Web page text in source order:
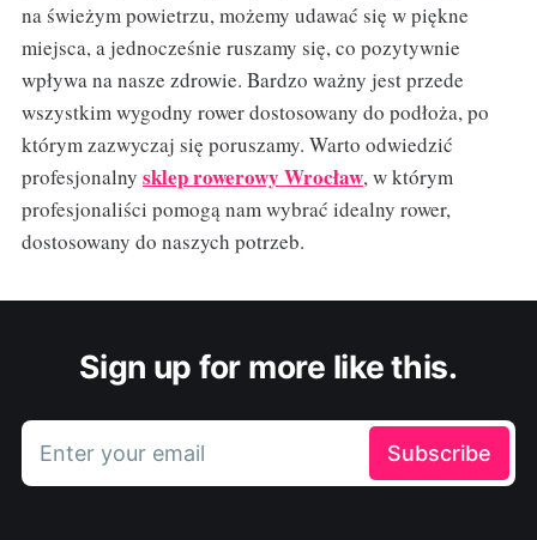
na świeżym powietrzu, możemy udawać się w piękne
miejsca, a jednocześnie ruszamy się, co pozytywnie
wpływa na nasze zdrowie. Bardzo ważny jest przede
wszystkim wygodny rower dostosowany do podłoża, po
którym zazwyczaj się poruszamy. Warto odwiedzić
profesjonalny sklep rowerowy Wrocław, w którym
profesjonaliści pomogą nam wybrać idealny rower,
dostosowany do naszych potrzeb.
Sign up for more like this.
Enter your email Subscribe